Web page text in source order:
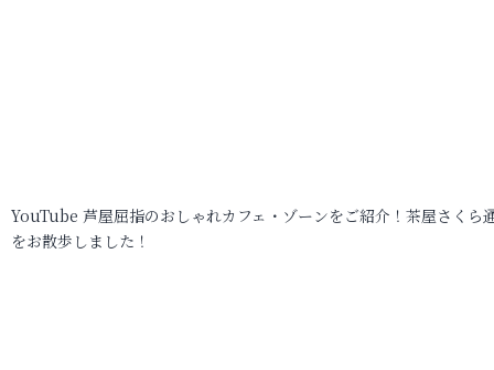
YouTube 芦屋屈指のおしゃれカフェ・ゾーンをご紹介！茶屋さくら
をお散歩しました！